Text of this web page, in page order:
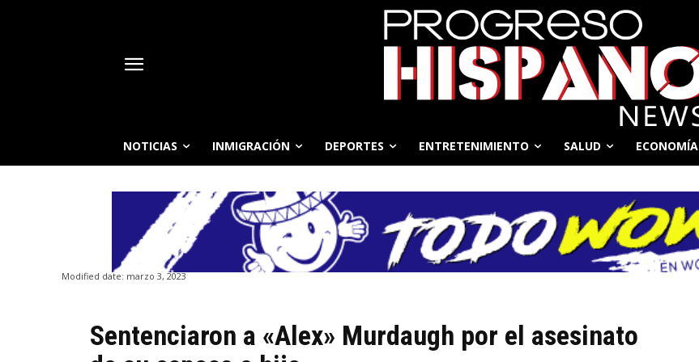
NOTICIAS INMIGRACIÓN DEPORTES ENTRETENIMIENTO SALUD ECONOMÍA
Modified date: marzo 3, 2023
Sentenciaron a «Alex» Murdaugh por el asesinato